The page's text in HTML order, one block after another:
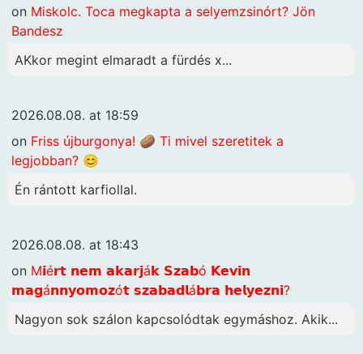
on Miskolc. Toca megkapta a selyemzsinórt? Jön
Bandesz
AKkor megint elmaradt a fürdés x...
2026.08.08. at 18:59
on Friss újburgonya! 🥔 Ti mivel szeretitek a
legjobban? 😊
Én rántott karfiollal.
2026.08.08. at 18:43
on M𝗶é𝗿𝘁 𝗻𝗲𝗺 𝗮𝗸𝗮𝗿𝗷á𝗸 𝗦𝘇𝗮𝗯ó 𝗞𝗲𝘃𝗶𝗻
𝗺𝗮𝗴á𝗻𝗻𝘆𝗼𝗺𝗼𝘇ó𝘁 𝘀𝘇𝗮𝗯𝗮𝗱𝗹á𝗯𝗿𝗮 𝗵𝗲𝗹𝘆𝗲𝘇𝗻𝗶?
Nagyon sok szálon kapcsolódtak egymáshoz. Akik...